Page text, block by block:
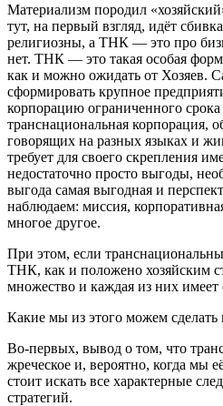
Материализм породил
тут, на первый взгляд, идёт
религиозны, а ТНК — это про
нет. ТНК — это такая особая
как и можно ожидать от Хозяев.
сформировать крупное
корпорацию ограниченного
транснациональная корпорация,
говорящих на разных языках и
требует для своего скрепления
недостаточно просто выгоды,
выгода самая выгодная и
наблюдаем: миссия,
многое другое.
При этом, если
ТНК, как и положено хозяйским
множество и каждая из них имеет
Какие мы из этого можем
Во-первых, вывод о том, что
жреческое и, вероятно, когда мы
стоит искать все характерные
стратегий.